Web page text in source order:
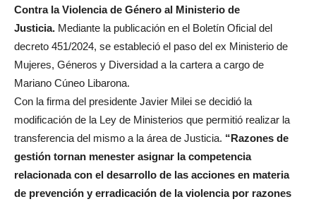
Contra la Violencia de Género al Ministerio de
Justicia. Mediante la publicación en el Boletín Oficial del
decreto 451/2024, se estableció el paso del ex Ministerio de
Mujeres, Géneros y Diversidad a la cartera a cargo de
Mariano Cúneo Libarona.
Con la firma del presidente Javier Milei se decidió la
modificación de la Ley de Ministerios que permitió realizar la
transferencia del mismo a la área de Justicia. “Razones de
gestión tornan menester asignar la competencia
relacionada con el desarrollo de las acciones en materia
de prevención y erradicación de la violencia por razones